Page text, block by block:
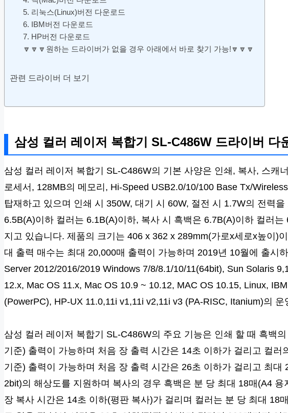
5. 리눅스(Linux)버전 다운로드
6. IBM버전 다운로드
7. HP버전 다운로드
🔽🔽🔽원하는 드라이버가 없을 경우 아래에서 바로 찾기 가능!🔽🔽🔽
관련 드라이버 더 보기
삼성 컬러 레이저 복합기 SL-C486W 드라이버 다
삼성 컬러 레이저 복합기 SL-C486W의 기본 사양은 인쇄, 복사, 스캐
로세서, 128MB의 메모리, Hi-Speed USB2.0/10/100 Base Tx/
탑재하고 있으며 인쇄 시 350W, 대기 시 60W, 절전 시 1.7W의 전력
6.5B(A)이하 컬러는 6.1B(A)이하, 복사 시 흑백은 6.7B(A)이하 컬러
지고 있습니다. 제품의 크기는 406 x 362 x 289mm(가로x세로x높이)
대 출력 매수는 최대 20,000매 출력이 가능하며 2019년 10월에 출시
Server 2012/2016/2019 Windows 7/8/8.1/10/11(64bit), Sun Solaris
12.x, Mac OS 11.x, Mac OS 10.9 ~ 10.12, MAC OS 10.15, Linux,
(PowerPC), HP-UX 11.0,11i v1,11i v2,11i v3 (PA-RISC, Itanium)의
삼성 컬러 레이저 복합기 SL-C486W의 주요 기능은 인쇄 할 때 흑백
기준) 출력이 가능하며 처음 장 출력 시간은 14초 이하가 걸리고 컬러
기준) 출력이 가능하며 처음 장 출력 시간은 26초 이하가 걸리고 최대
2bit)의 해상도를 지원하며 복사의 경우 흑백은 분 당 최대 18매(A4
장 복사 시간은 14초 이하(평판 복사)가 걸리며 컬러는 분 당 최대 18